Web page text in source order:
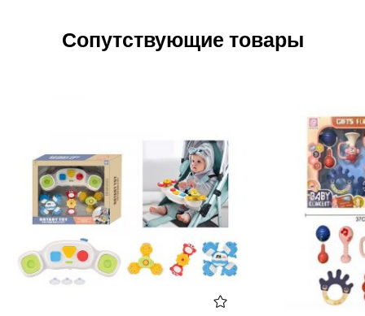
Сопутствующие товары